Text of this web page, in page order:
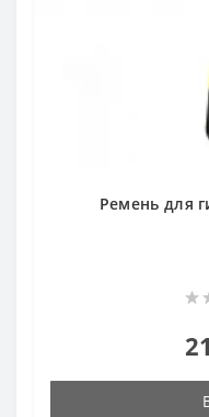
Ремень для